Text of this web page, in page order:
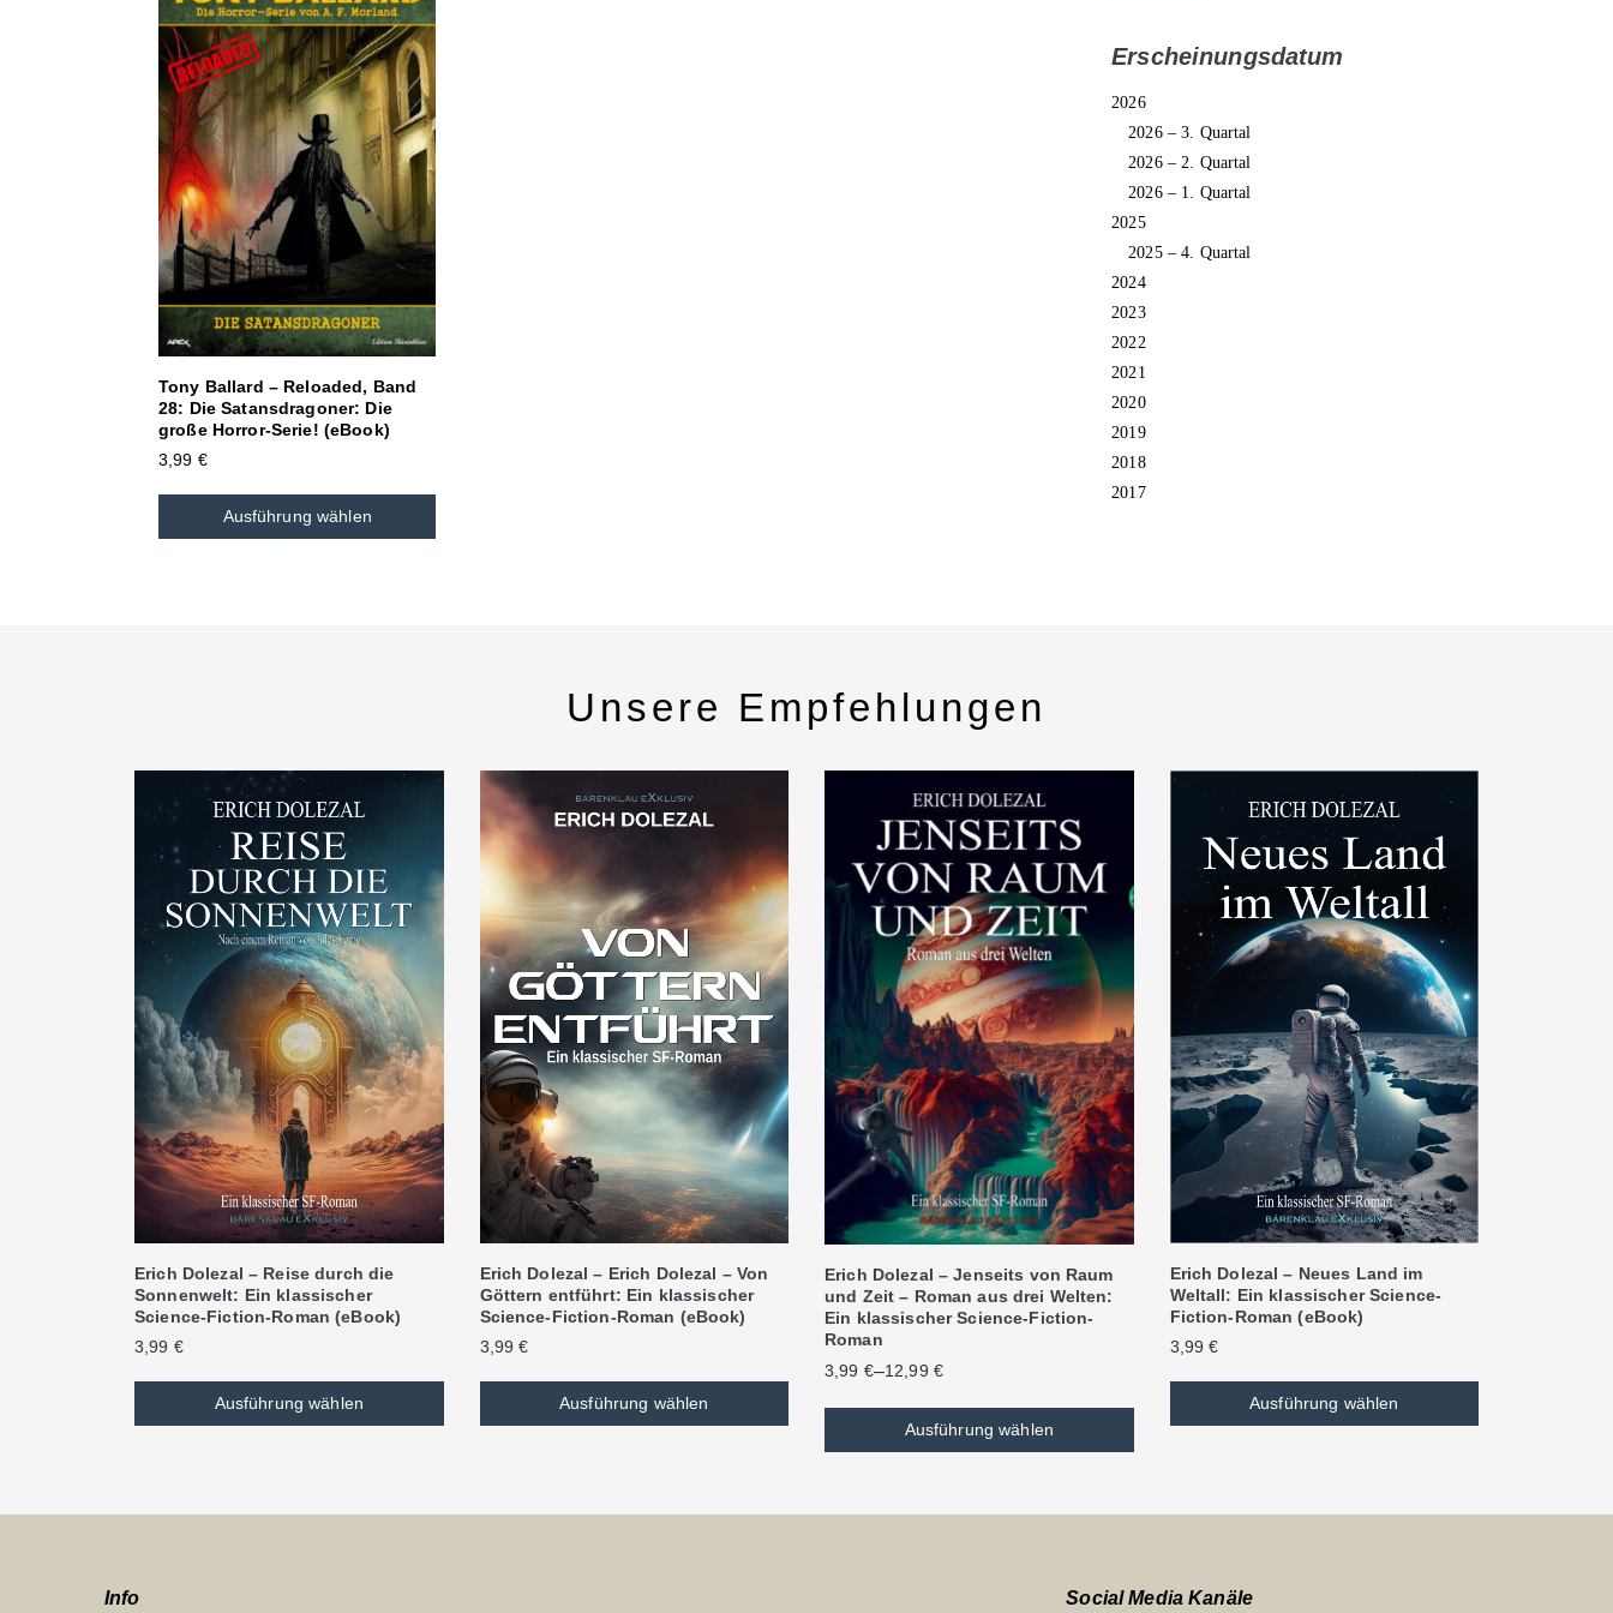
Tony Ballard – Reloaded, Band
28: Die Satansdragoner: Die
große Horror-Serie! (eBook)
3,99 €
Ausführung wählen
Erscheinungsdatum
2026
2026 – 3. Quartal
2026 – 2. Quartal
2026 – 1. Quartal
2025
2025 – 4. Quartal
2024
2023
2022
2021
2020
2019
2018
2017
Unsere Empfehlungen
Erich Dolezal – Reise durch die
Sonnenwelt: Ein klassischer
Science-Fiction-Roman (eBook)
3,99 €
Ausführung wählen
Erich Dolezal – Erich Dolezal – Von
Göttern entführt: Ein klassischer
Science-Fiction-Roman (eBook)
3,99€
Ausführung wählen
Erich Dolezal – Jenseits von Raum
und Zeit – Roman aus drei Welten:
Ein klassischer Science-Fiction-
Roman
3,99 €–12,99 €
Ausführung wählen
Erich Dolezal – Neues Land im
Weltall: Ein klassischer Science-
Fiction-Roman (eBook)
3,99€
Ausführung wählen
Info Social Media Kanäle